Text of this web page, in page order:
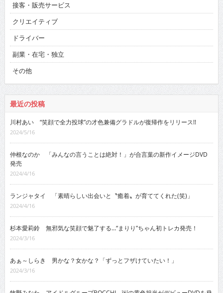
接客・販売サービス
クリエイティブ
ドライバー
副業・在宅・独立
その他
最近の投稿
川村あい “笑顔で全力投球”の才色兼備グラドルが復帰作をリリース!!
2024/5/16
仲根なのか 「みんなの言うことは絶対！」が合言葉の新作イメージDVD
発売
2024/4/16
ランジャタイ 「素晴らしい出会いと〝癒着〟が育ててくれた(笑)」
2024/4/16
杉本愛莉鈴 無邪気な笑顔で魅了する…“まりり”ちゃん初トレカ発売！
2024/3/16
あぁ～しらき 男かな？女かな？「ずっとフザけていたい！」
2024/3/16